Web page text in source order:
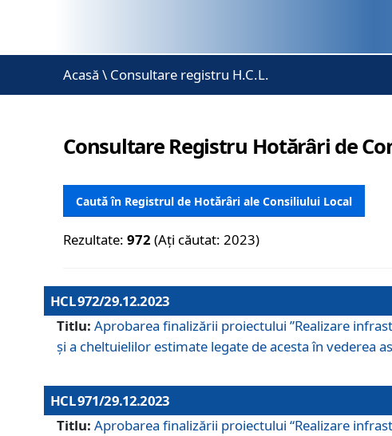
Acasă \ Consultare registru H.C.L.
Consultare Registru Hotărâri de
Caută în Registrul de Hotărâri ale Consiliului Local
Rezultate:972 (Ați căutat: 2023)
HCL 972/29.12.2023
Titlu: Aprobarea finalizării proiectului ”Realizare
și a cheltuielilor estimate legate de acesta în vederea
HCL 971/29.12.2023
Titlu: Aprobarea finalizării proiectului “Realizare